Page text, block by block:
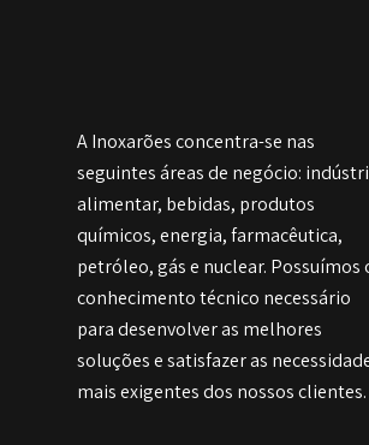
A Inoxarões concentra-se nas
seguintes áreas de negócio:
alimentar, bebidas, produtos
químicos, energia, farmacêutica,
petróleo, gás e nuclear. Possuímos
conhecimento técnico necessário
para desenvolver as melhores
soluções e satisfazer as
mais exigentes dos nossos clientes.